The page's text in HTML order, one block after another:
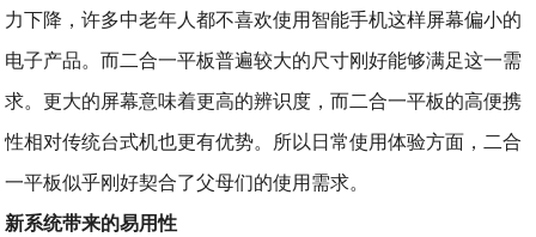
力下降，许多中老年人都不喜欢使用智能手机这样屏幕偏小的
电子产品。而二合一平板普遍较大的尺寸刚好能够满足这一需
求。更大的屏幕意味着更高的辨识度，而二合一平板的高便携
性相对传统台式机也更有优势。所以日常使用体验方面，二合
一平板似乎刚好契合了父母们的使用需求。
新系统带来的易用性